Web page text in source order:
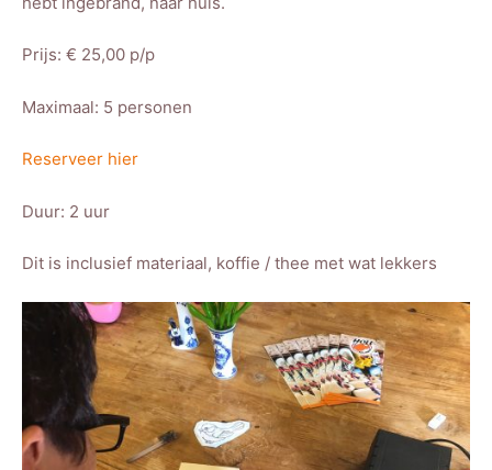
Prijs: € 25,00 p/p
Maximaal: 5 personen
Reserveer hier
Duur: 2 uur
Dit is inclusief materiaal, koffie / thee met wat lekkers